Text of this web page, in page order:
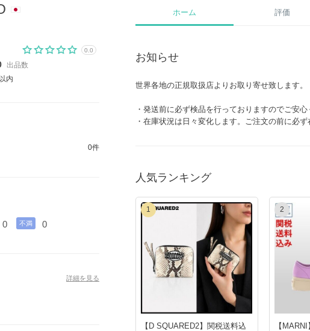
0.0
出品数
内
0件
0 不満 0
詳細を見る
ホーム 評価
お知らせ
世界各地の正規取扱店よりお取り寄せ致します。
・発送前に必ず検品を行っておりますのでご安心
・在庫状況は日々変化します。ご注文の前に必ず
人気ランキング
1
【D SQUARED2】関税送料込
2
【